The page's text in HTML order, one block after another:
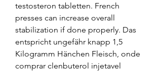
testosteron tabletten. French
presses can increase overall
stabilization if done properly. Das
entspricht ungefähr knapp 1,5
Kilogramm Hänchen Fleisch, onde
comprar clenbuterol injetavel